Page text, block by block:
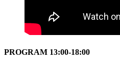
PROGRAM 13:00-18:00